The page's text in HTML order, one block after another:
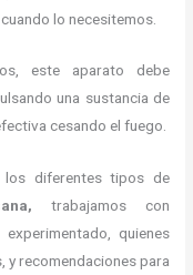
lo necesitemos.
este aparato debe
una sustancia de
cesando el fuego.
los diferentes tipos de
trabajamos con
quienes
recomendaciones para